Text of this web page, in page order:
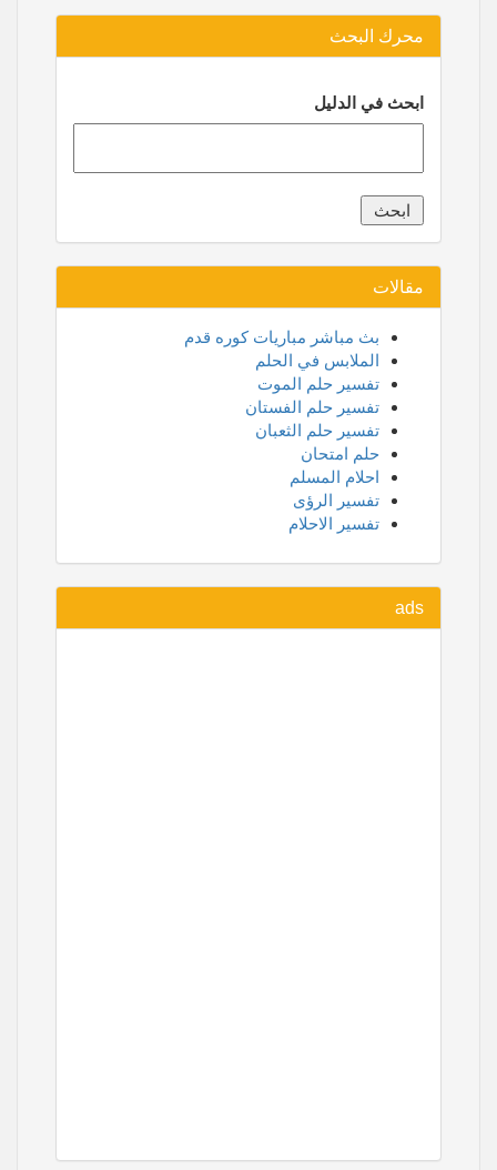
محرك البحث
ابحث في الدليل
مقالات
بث مباشر مباريات كوره قدم
الملابس في الحلم
تفسير حلم الموت
تفسير حلم الفستان
تفسير حلم الثعبان
حلم امتحان
احلام المسلم
تفسير الرؤى
تفسير الاحلام
ads